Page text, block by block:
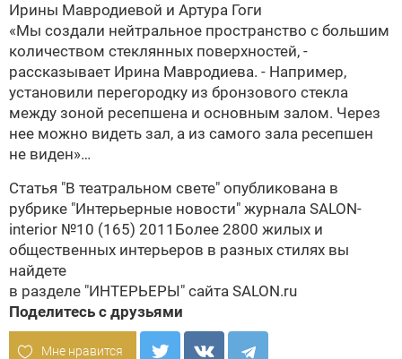
Ирины Мавродиевой и Артура Гоги
«Мы создали нейтральное пространство с большим
количеством стеклянных поверхностей, -
рассказывает Ирина Мавродиева. - Например,
установили перегородку из бронзового стекла
между зоной ресепшена и основным залом. Через
нее можно видеть зал, а из самого зала ресепшен
не виден»…
Статья "В театральном свете" опубликована в
рубрике "Интерьерные новости" журнала SALON-
interior №10 (165) 2011 Более 2800 жилых и
общественных интерьеров в разных стилях вы
найдете
в разделе "ИНТЕРЬЕРЫ" сайта SALON.ru
Поделитесь с друзьями
Мне нравится